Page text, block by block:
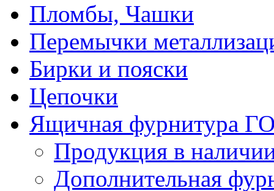
Пломбы, Чашки
Перемычки
Бирки и пояски
Цепочки
Ящичная фурнитура
Продукция в
Дополнительная